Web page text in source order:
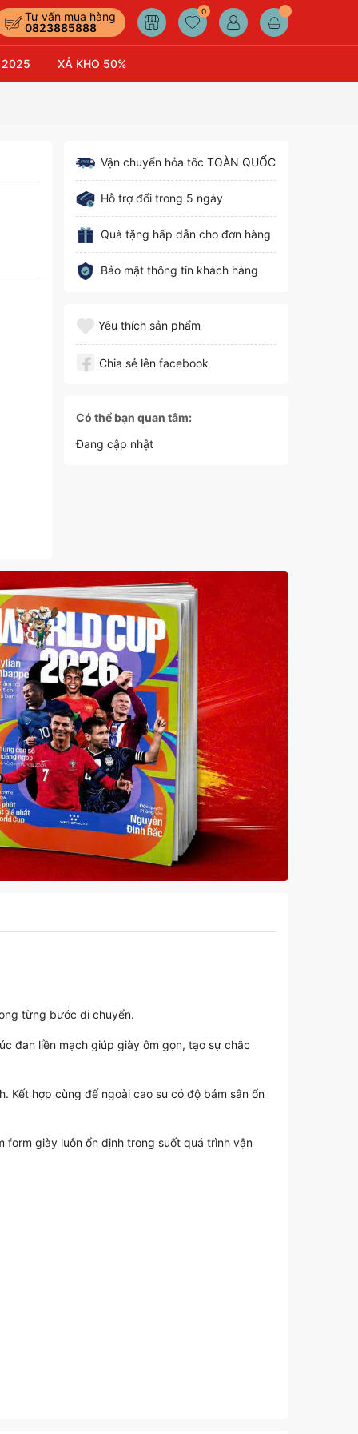
Tư vấn mua hàng
0823885888
0
2025 XẢ KHO 50%
Vận chuyển hỏa tốc TOÀN QUỐC
Hỗ trợ đổi trong 5 ngày
Quà tặng hấp dẫn cho đơn hàng
Bảo mật thông tin khách hàng
Yêu thích sản phẩm
Chia sẻ lên facebook
Có thể bạn quan tâm:
Đang cập nhật
từng bước di chuyển.
đan liền mạch giúp giày ôm gọn, tạo sự chắc
Kết hợp cùng đế ngoài cao su có độ bám sân ổn
giày luôn ổn định trong suốt quá trình vận